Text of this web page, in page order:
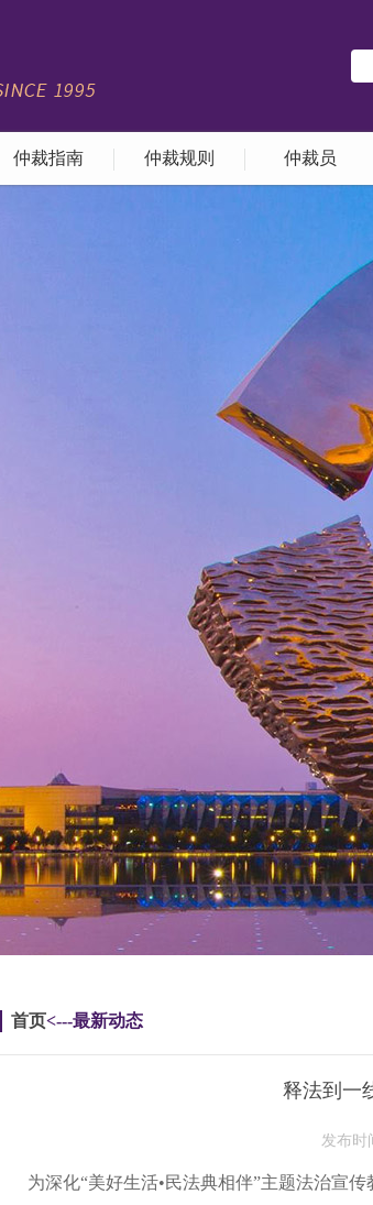
仲裁指南 仲裁规则 仲裁员
首页<---最新动态
释法到一
发布时
为深化“美好生活•民法典相伴”主题法治宣传